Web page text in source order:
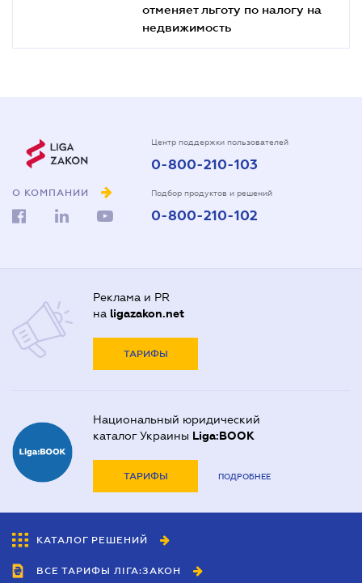
отменяет льготу по налогу на
недвижимость
О КОМПАНИИ
Центр поддержки пользователей
0-800-210-103
Подбор продуктов и решений
0-800-210-102
Реклама и PR
на ligazakon.net
ТАРИФЫ
Национальный юридический
каталог Украины Liga:BOOK
ТАРИФЫ ПОДРОБНЕЕ
КАТАЛОГ РЕШЕНИЙ
ВСЕ ТАРИФЫ ЛІГА:ЗАКОН